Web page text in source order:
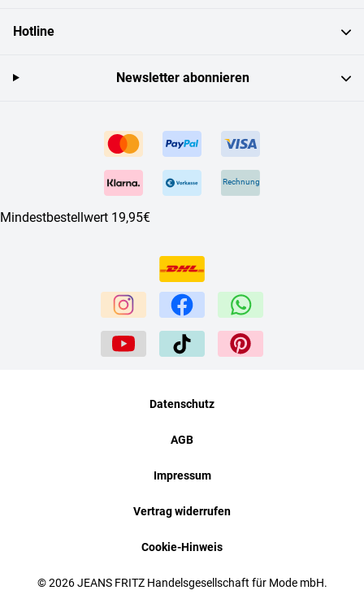
Hotline
Rechnung
Mindestbestellwert 19,95€
Newsletter abonnieren
© 2026 JEANS FRITZ Handelsgesellschaft für Mode mbH.
Datenschutz
AGB
Impressum
Vertrag widerrufen
Cookie-Hinweis